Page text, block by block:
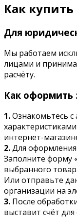
Как купить
Для
Мы работаем
лицами и
расчёту.
Как оформить
1.Ознакомьтесь
интернет-
2.Для оформления
Заполните форму
выбранного
Или отправьте
организации на
3. После
выставит счёт